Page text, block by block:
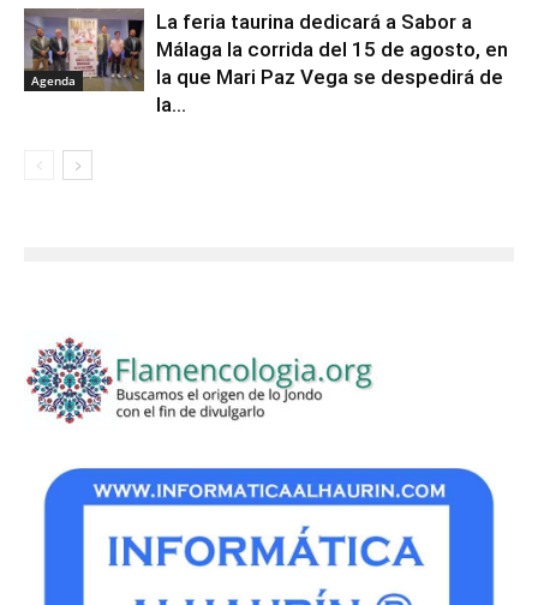
Agenda
La feria taurina dedicará a Sabor a
Málaga la corrida del 15 de agosto, en
la que Mari Paz Vega se despedirá de
la...